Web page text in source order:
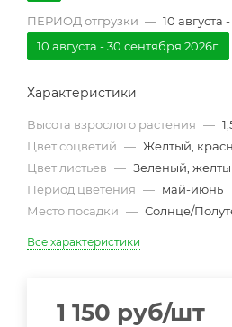
ПЕРИОД отгрузки — 10 августа
10 августа - 30 сентября 2026г.
Характеристики
Высота взрослого растения —
Цвет соцветий — Желтый,
Цвет листьев — Зеленый,
Период цветения — май-июнь
Место посадки — Солнце/
Все характеристики
1 150 руб/шт